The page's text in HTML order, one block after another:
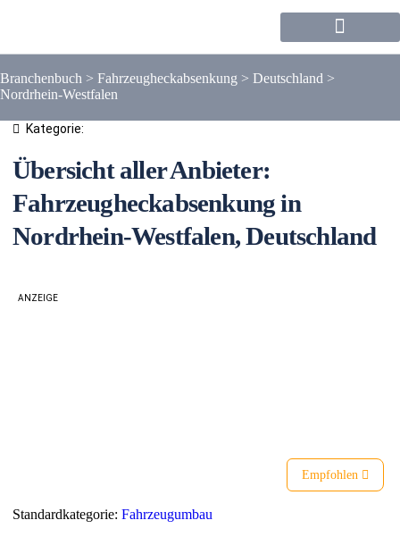
Branchenbuch > Fahrzeugheckabsenkung > Deutschland >
Nordrhein-Westfalen
Kategorie:
Übersicht aller Anbieter:
Fahrzeugheckabsenkung in
Nordrhein-Westfalen, Deutschland
ANZEIGE
Empfohlen
Standardkategorie: Fahrzeugumbau